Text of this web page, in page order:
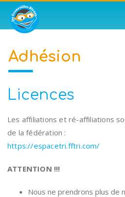
Adhésion
Licences
Les affiliations et ré-affiliations
de la fédération :
https://espacetri.fftri.com/
ATTENTION !!!
Nous ne prendrons plus de